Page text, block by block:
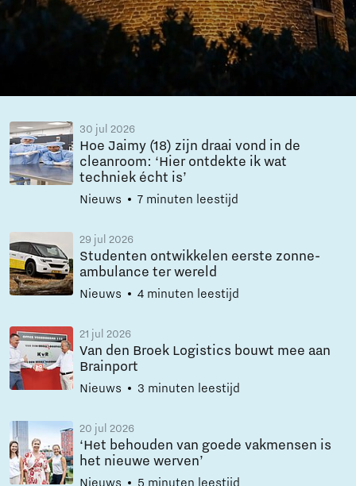
30 jul 2026
Hoe Jaimy (18) zijn draai vond in de
cleanroom: ‘Hier ontdekte ik wat
techniek écht is’
Nieuws 7 minuten leestijd
29 jul 2026
Studenten ontwikkelen eerste zonne-
ambulance ter wereld
Nieuws 4 minuten leestijd
21 jul 2026
Van den Broek Logistics bouwt mee aan
Brainport
Nieuws 3 minuten leestijd
20 jul 2026
‘Het behouden van goede vakmensen is
het nieuwe werven’
Nieuws 5 minuten leestijd